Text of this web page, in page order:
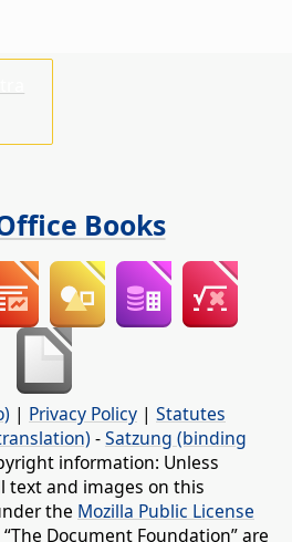
Books
| Privacy Policy | Statutes
-Satzung (binding
information: Unless
text and images on this
the Mozilla Public License
Document Foundation” are